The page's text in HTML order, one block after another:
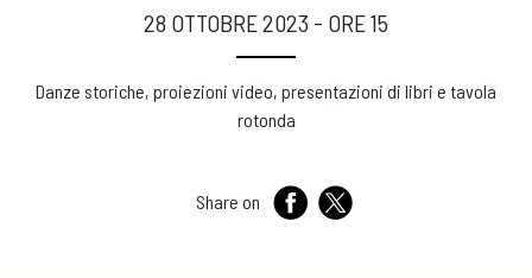
28 OTTOBRE 2023 - ORE 15
Danze storiche, proiezioni video, presentazioni di libri e tavola
rotonda
Share on